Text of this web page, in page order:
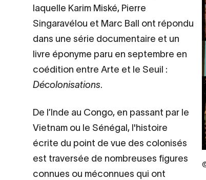
laquelle Karim Miské, Pierre
Singaravélou et Marc Ball ont répondu
dans une série documentaire et un
livre éponyme paru en septembre en
coédition entre Arte et le Seuil :
Décolonisations.
De l’Inde au Congo, en passant par le
Vietnam ou le Sénégal, l'histoire
écrite du point de vue des colonisés
est traversée de nombreuses figures
connues ou méconnues qui ont